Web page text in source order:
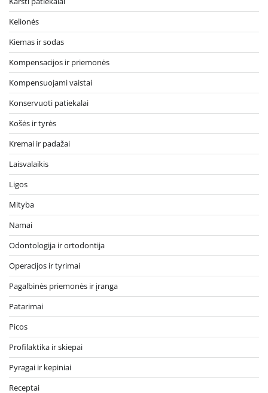
Kelionės
Kiemas ir sodas
Kompensacijos ir priemonės
Kompensuojami vaistai
Konservuoti patiekalai
Košės ir tyrės
Kremai ir padažai
Laisvalaikis
Ligos
Mityba
Namai
Odontologija ir ortodontija
Operacijos ir tyrimai
Pagalbinės priemonės ir įranga
Patarimai
Picos
Profilaktika ir skiepai
Pyragai ir kepiniai
Receptai